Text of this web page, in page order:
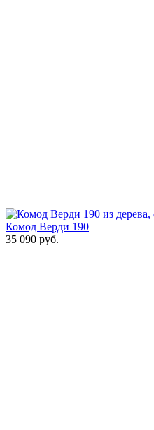
Комод Верди 190
35 090 руб.